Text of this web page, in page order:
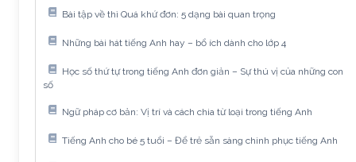
Bài tập về thì Quá khứ đơn: 5 dạng bài quan trọng
Những bài hát tiếng Anh hay – bổ ích dành cho lớp 4
Học số thứ tự trong tiếng Anh đơn giản – Sự thú vị của những con
số
Ngữ pháp cơ bản: Vị trí và cách chia từ loại trong tiếng Anh
Tiếng Anh cho bé 5 tuổi – Để trẻ sẵn sàng chinh phục tiếng Anh